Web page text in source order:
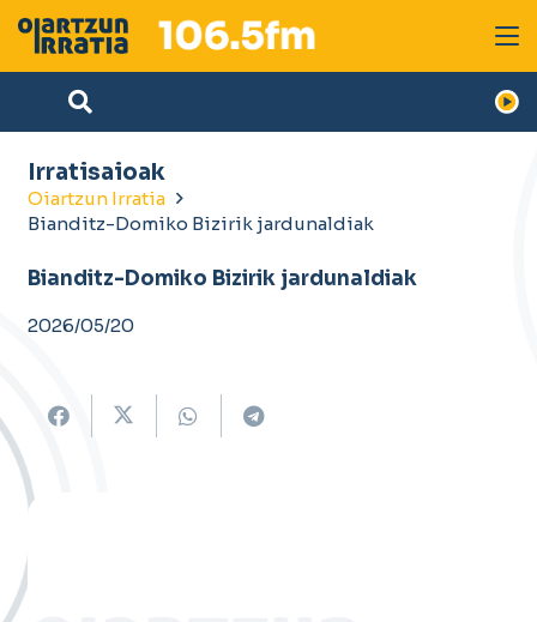
Irratisaioak
Oiartzun Irratia
Bianditz-Domiko Bizirik jardunaldiak
Bianditz-Domiko Bizirik jardunaldiak
2026/05/20